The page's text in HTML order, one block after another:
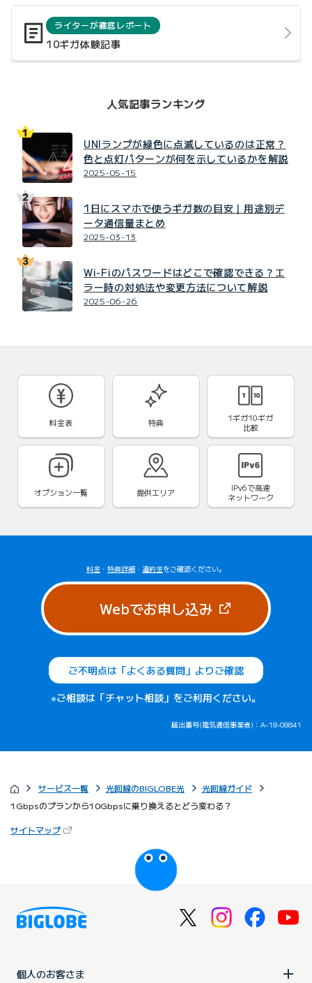
ライターが徹底レポート
10ギガ体験記事
人気記事ランキング
UNIランプが緑色に点滅しているのは正常？
色と点灯パターンが何を示しているかを解説
2025-05-15
1日にスマホで使うギガ数の目安｜用途別デ
ータ通信量まとめ
2025-03-13
Wi-Fiのパスワードはどこで確認できる？エ
ラー時の対処法や変更方法について解説
2025-06-26
料金表 特典
1ギガ10ギガ
比較
オプション一覧 提供エリア IPv6で高速
ネットワーク
料金 ・ 特典詳細 ・ 違約金をご確認ください。
Webでお申し込み（新しいタブ
ご不明点は「よくある質問」よりご確認
※ご相談は「チャット相談」をご利用ください。
届出番号(電気通信事業者)：A-18-08841
サービス一覧 光回線のBIGLOBE光
光回線ガイド
1Gbpsのプランから10Gbpsに乗り換えるとどう変わる？
サイトマップ（新しいタブで開きます）
びっぷるのページ
個人のお客さま